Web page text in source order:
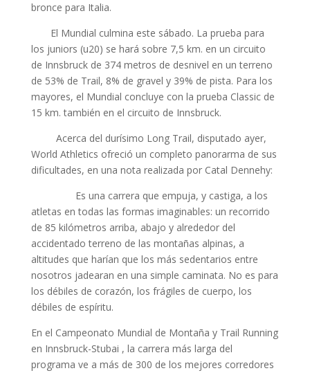
bronce para Italia.
El Mundial culmina este sábado. La prueba para
los juniors (u20) se hará sobre 7,5 km. en un circuito
de Innsbruck de 374 metros de desnivel en un terreno
de 53% de Trail, 8% de gravel y 39% de pista. Para los
mayores, el Mundial concluye con la prueba Classic de
15 km. también en el circuito de Innsbruck.
Acerca del durísimo Long Trail, disputado ayer,
World Athletics ofreció un completo panorarma de sus
dificultades, en una nota realizada por Catal Dennehy:
Es una carrera que empuja, y castiga, a los
atletas en todas las formas imaginables: un recorrido
de 85 kilómetros arriba, abajo y alrededor del
accidentado terreno de las montañas alpinas, a
altitudes que harían que los más sedentarios entre
nosotros jadearan en una simple caminata. No es para
los débiles de corazón, los frágiles de cuerpo, los
débiles de espíritu.
En el Campeonato Mundial de Montaña y Trail Running
en Innsbruck-Stubai , la carrera más larga del
programa ve a más de 300 de los mejores corredores